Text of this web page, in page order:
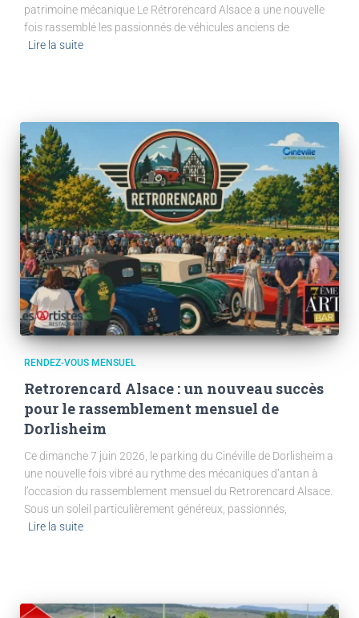
patrimoine mécanique Le Rétrorencard Alsace a une nouvelle
fois rassemblé les passionnés de véhicules anciens de
Lire la suite
RENDEZ-VOUS MENSUEL
Retrorencard Alsace : un nouveau succès
pour le rassemblement mensuel de
Dorlisheim
Ce dimanche 7 juin 2026, le parking du Cinéville de Dorlisheim a
une nouvelle fois vibré au rythme des mécaniques d’antan à
l’occasion du rassemblement mensuel du Retrorencard Alsace.
Sous un soleil particulièrement généreux, passionnés,
Lire la suite